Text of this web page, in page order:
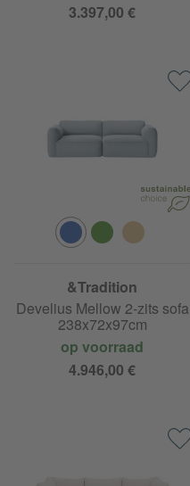
3.397,00 €
&Tradition
Develius Mellow 2-zits sofa
238x72x97cm
op voorraad
4.946,00 €